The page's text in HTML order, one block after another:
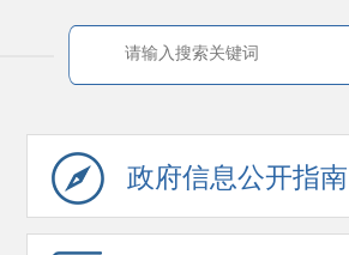
政府信息公开指南